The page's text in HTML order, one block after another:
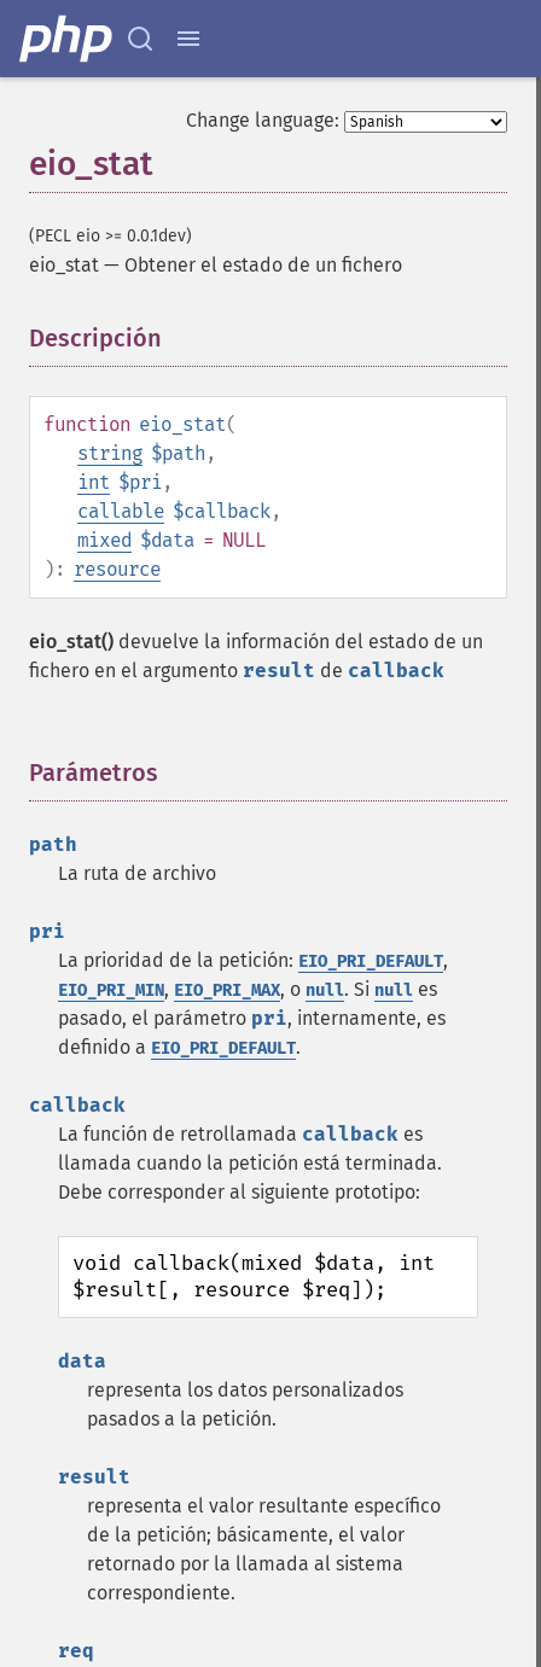
Change language:
eio_stat
(PECL eio >= 0.0.1dev)
eio_stat — Obtener el estado de un fichero
Descripción
function eio_stat(
string $path ,
int $pri,
callable $callback,
mixed $data = NULL
): resource
eio_stat() devuelve la información del estado de un
fichero en el argumento result de callback
Parámetros
path
La ruta de archivo
pri
La prioridad de la petición: EIO_PRI_DEFAULT,
EIO_PRI_MIN, EIO_PRI_MAX, o null. Si null es
pasado, el parámetro pri, internamente, es
definido a EIO_PRI_DEFAULT.
callback
La función de retrollamada callback es
llamada cuando la petición está terminada.
Debe corresponder al siguiente prototipo:
void callback(mixed $data, int
$result[, resource $req]);
data
representa los datos personalizados
pasados a la petición.
result
representa el valor resultante específico
de la petición; básicamente, el valor
retornado por la llamada al sistema
correspondiente.
req